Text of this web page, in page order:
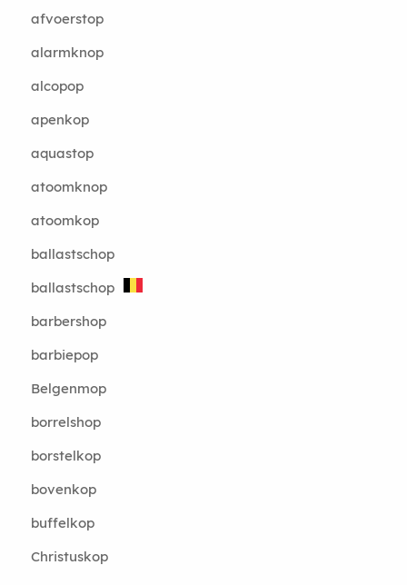
afvoerstop
alarmknop
alcopop
apenkop
aquastop
atoomknop
atoomkop
ballastschop
ballastschop
barbershop
barbiepop
Belgenmop
borrelshop
borstelkop
bovenkop
buffelkop
Christuskop